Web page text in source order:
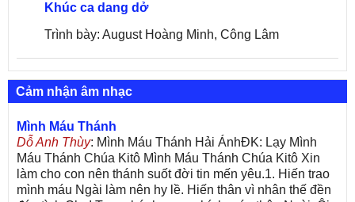
Khúc ca dang dở
Trình bày: August Hoàng Minh, Công Lâm
Cảm nhận âm nhạc
Mình Máu Thánh
Dỗ Anh Thùy: Mình Máu Thánh Hải ÁnhĐK: Lạy Mình
Máu Thánh Chúa Kitô Mình Máu Thánh Chúa Kitô Xin
làm cho con nên thánh suốt đời tin mến yêu.1. Hiến trao
mình máu Ngài làm nên hy lề. Hiến thân vì nhân thế đền